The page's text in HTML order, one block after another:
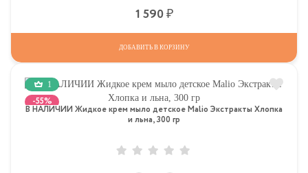
1 590
ДОБАВИТЬ В КОРЗИНУ
1
-55%
В НАЛИЧИИ Жидкое крем мыло детское Malio Экстракты Хлопка
и льна, 300 гр